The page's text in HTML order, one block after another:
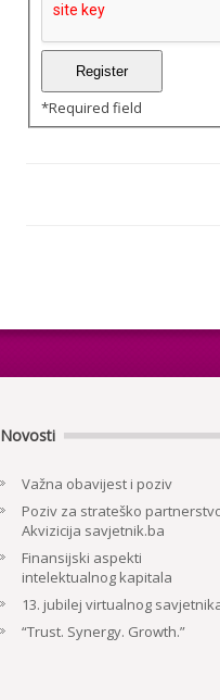
*Required field
Novosti
Važna obavijest i poziv
Poziv za strateško
Akvizicija savjetnik.ba
Finansijski aspekti
intelektualnog kapitala
13. jubilej virtualnog
“Trust. Synergy. Growth.”